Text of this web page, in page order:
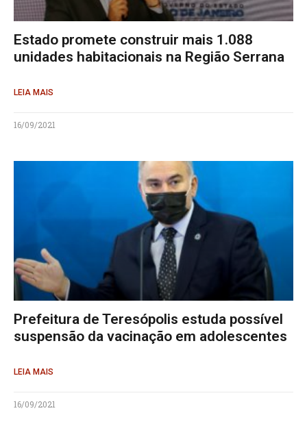
Estado promete construir mais 1.088
unidades habitacionais na Região Serrana
LEIA MAIS
16/09/2021
Prefeitura de Teresópolis estuda possível
suspensão da vacinação em adolescentes
LEIA MAIS
16/09/2021